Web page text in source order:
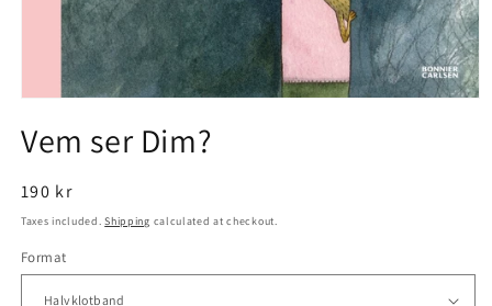
1
in
Vem ser Dim?
Regular
price
190 kr
Taxes included.Shipping calculated at checkout.
Format